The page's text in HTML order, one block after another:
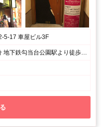
5-17 車屋ビル3F
地下鉄広瀬通駅より徒歩5分 地下鉄勾当台公園駅より徒歩5分 JR仙台駅より徒歩20分 / 国分町通りのBUTAKANが一階にあるビルの3階